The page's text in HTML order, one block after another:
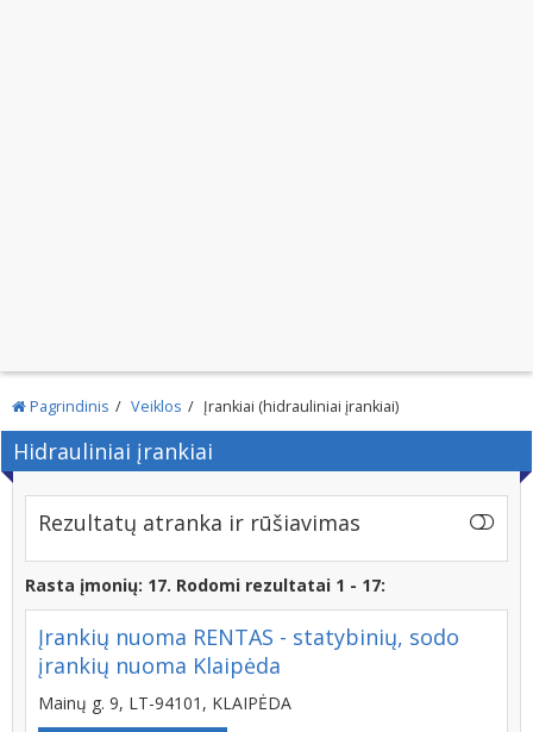
Pagrindinis Veiklos Įrankiai (hidrauliniai įrankiai)
Hidrauliniai įrankiai
Rezultatų atranka ir rūšiavimas
Rasta įmonių: 17. Rodomi rezultatai 1 - 17:
Įrankių nuoma RENTAS - statybinių, sodo
įrankių nuoma Klaipėda
Mainų g. 9, LT-94101, KLAIPĖDA